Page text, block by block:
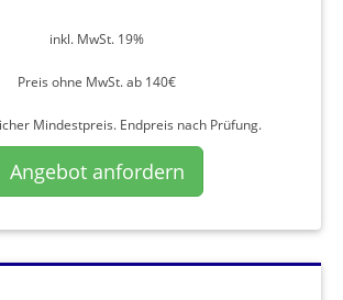
inkl. MwSt. 19%
Preis ohne MwSt. ab 140€
Mindestpreis. Endpreis nach Prüfung.
Angebot anfordern